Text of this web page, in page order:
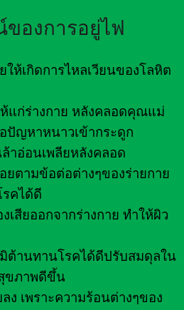
ของการอยู่ไฟ
ให้เกิดการไหลเวียนของโลหิต
แก่ร่างกาย หลังคลอดคุณแม่
ปัญหาหนาวเข้ากระดูก
าอ่อนเพลียหลังคลอด
ยตามข้อต่อต่างๆของร่ายกาย
คได้ดี
เสียออกจากร่างกาย ทำให้ผิว
ต้านทานโรคได้ดีปรับสมดุลใน
ขภาพดีขึ้น
ง เพราะความร้อนต่างๆของ